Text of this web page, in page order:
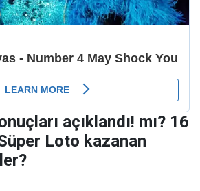
açıklandı! mı? 16
Loto kazanan